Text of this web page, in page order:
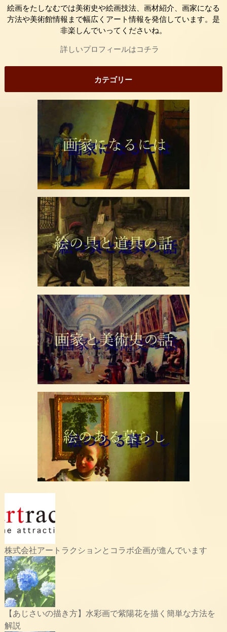
絵画をたしなむでは美術史や絵画技法、画材紹介、画家になる
方法や美術館情報まで幅広くアート情報を発信しています。是
非楽しんでいってくださいね。
詳しいプロフィールはコチラ
カテゴリー
株式会社アートラクションとコラボ企画が進んでいます
【あじさいの描き方】水彩画で紫陽花を描く簡単な方法を
解説